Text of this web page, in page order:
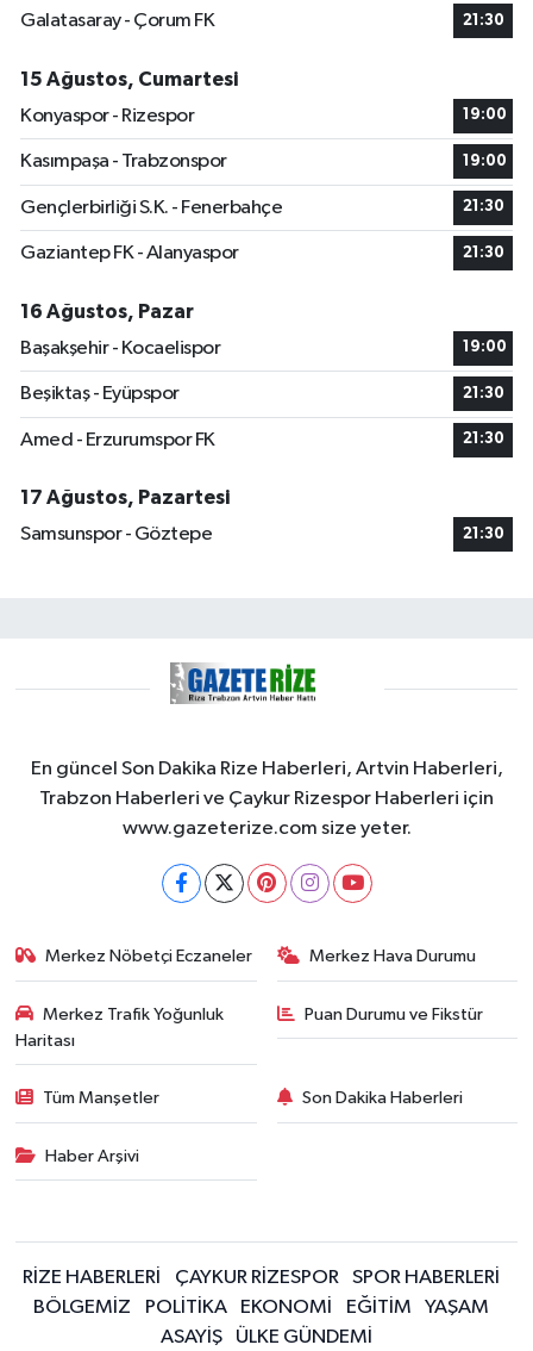
Galatasaray - Çorum FK
21:30
15 Ağustos, Cumartesi
Konyaspor - Rizespor
19:00
Kasımpaşa - Trabzonspor 19:00
Gençlerbirliği S.K. - Fenerbahçe 21:30
Gaziantep FK - Alanyaspor 21:30
16 Ağustos, Pazar
Başakşehir - Kocaelispor
19:00
Beşiktaş - Eyüpspor 21:30
Amed - Erzurumspor FK 21:30
17 Ağustos, Pazartesi
Samsunspor - Göztepe
21:30
En güncel Son Dakika Rize Haberleri, Artvin Haberleri,
Trabzon Haberleri ve Çaykur Rizespor Haberleri için
www.gazeterize.com size yeter.
Merkez Nöbetçi Eczaneler Merkez Hava Durumu
Merkez Trafik Yoğunluk
Haritası
Puan Durumu ve Fikstür
Tüm Manşetler Son Dakika Haberleri
Haber Arşivi
RİZE HABERLERİ ÇAYKUR RİZESPOR
SPOR HABERLERİ
BÖLGEMİZ
POLİTİKA EKONOMİ EĞİTİM
YAŞAM
ASAYİŞ
ÜLKE GÜNDEMİ